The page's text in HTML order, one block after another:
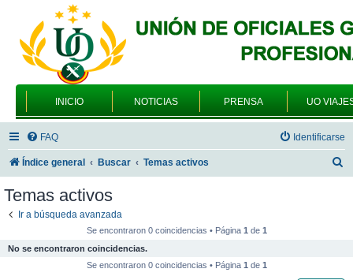
INICIO NOTICIAS PRENSA UO
FAQ Identificarse
Índice general Buscar Temas activos
Temas activos
Ir a búsqueda avanzada
Se encontraron 0 coincidencias • Página 1de 1
No se encontraron coincidencias.
Se encontraron 0 coincidencias • Página 1de 1